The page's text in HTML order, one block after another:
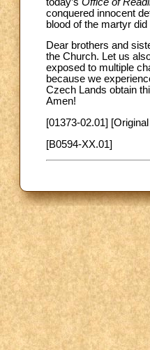
conquered innocent
blood of the martyr
Dear brothers and
the Church. Let us
exposed to multiple
because we
Czech Lands obtain
Amen!
[01373-02.01]
[B0594-XX.01]